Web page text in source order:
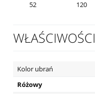
52
120
WŁAŚCIWOŚCI
Kolor ubrań
Różowy